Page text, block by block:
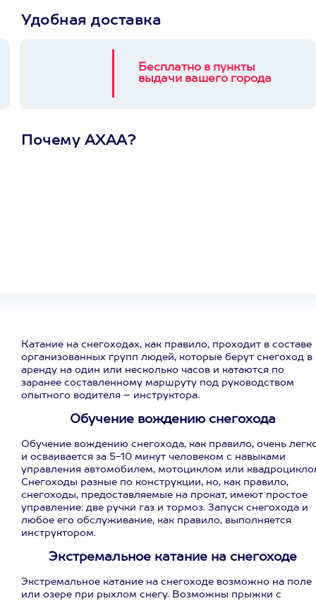
Удобная доставка
Бесплатно в пункты
выдачи вашего города
Почему АХАА?
Катание на снегоходах, как правило, проходит в составе
организованных групп людей, которые берут снегоход в
аренду на один или несколько часов и катаются по
заранее составленному маршруту под руководством
опытного водителя – инструктора.
Обучение вождению снегохода
Обучение вождению снегохода, как правило, очень
и осваивается за 5-10 минут человеком с навыками
управления автомобилем, мотоциклом или
Снегоходы разные по конструкции, но, как правило,
снегоходы, предоставляемые на прокат, имеют простое
управление: две ручки газ и тормоз. Запуск снегохода и
любое его обслуживание, как правило, выполняется
инструктором.
Экстремальное катание на снегоходе
Экстремальное катание на снегоходе возможно на поле
или озере при рыхлом снегу. Возможны прыжки с